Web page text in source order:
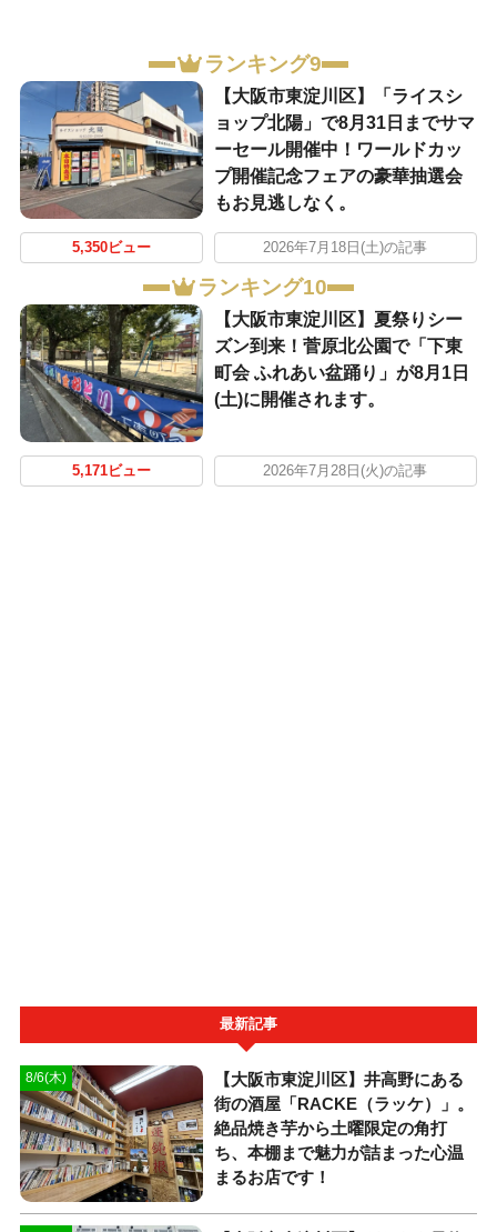
ランキング9
【大阪市東淀川区】「ライスシ
ョップ北陽」で8月31日までサマ
ーセール開催中！ワールドカッ
プ開催記念フェアの豪華抽選会
もお見逃しなく。
5,350ビュー 2026年7月18日(土)の記事
ランキング10
【大阪市東淀川区】夏祭りシー
ズン到来！菅原北公園で「下東
町会 ふれあい盆踊り」が8月1日
(土)に開催されます。
5,171ビュー 2026年7月28日(火)の記事
最新記事
8/6(木)
【大阪市東淀川区】井高野にある
街の酒屋「RACKE（ラッケ）」。
絶品焼き芋から土曜限定の角打
ち、本棚まで魅力が詰まった心温
まるお店です！